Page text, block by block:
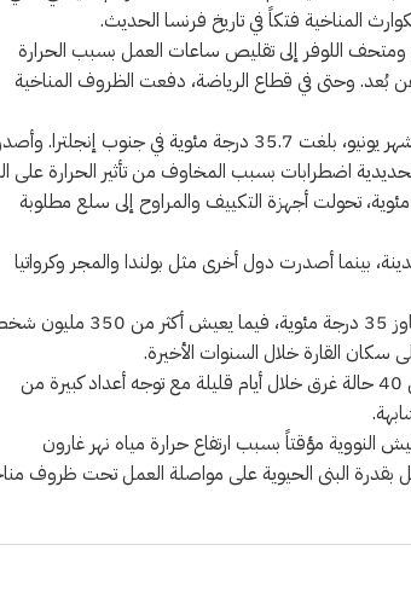
ومتحف اللوفر إلى تقليص ساعات العمل بسبب الحرارة
بُعد. وحتى في قطاع الرياضة، دفعت الظروف المناخية
وعلى الجانب الآخر من القناة الإنجليزية، سجلت بريطانيا أعلى درجة حرارة في تاريخها خلال شهر يونيو، بلغت 35.7 درجة مئوية في جنوب
اضطرابات بسبب المخاوف من تأثير الحرارة على
تحولت أجهزة التكييف والمراوح إلى سلع مطلوبة
الموجة جنوباً وشرقاً، رفعت إيطاليا مستوى التأهب إلى الدرجة القصوى في 16 مدينة، بينما أصدرت دول أخرى مثل بولندا والمجر وكرواتيا
وتشير التقديرات الأوروبية إلى أن نحو 94 مليون شخص يواجهون الأربعاء درجات حرارة تتجاوز 35 درجة مئوية،
ومع تزايد أعداد المتضررين، بدأت الحصيلة البشرية بالارتفاع أيضاً. فقد أعلنت فرنسا تسجيل 40 حالة غرق خلال أيام قليلة مع توجه أعداد كبيرة من
النووية مؤقتاً بسبب ارتفاع حرارة مياه نهر غارون
بقدرة البنى الحيوية على مواصلة العمل تحت ظروف